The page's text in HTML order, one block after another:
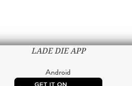
LADE DIE APP
Android